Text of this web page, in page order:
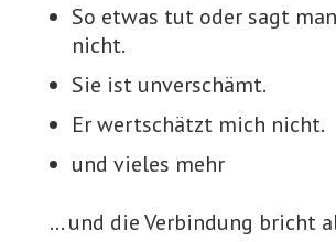
So etwas tut oder sagt
nicht.
Sie ist unverschämt.
Er wertschätzt mich nicht.
und vieles mehr
… und die Verbindung bricht